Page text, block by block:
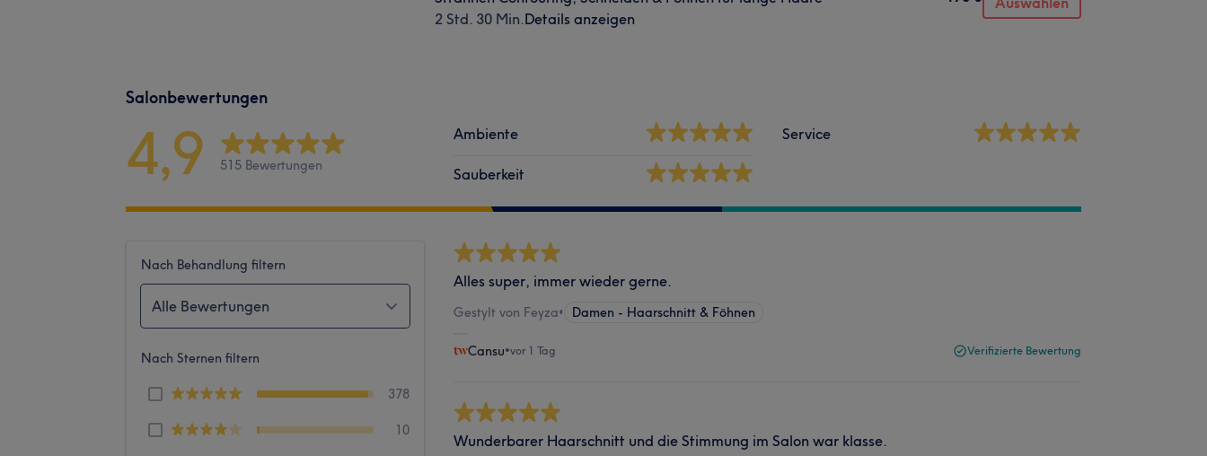
2 Std. 30 Min.Details anzeigen
Salonbewertungen
4,9 515 Bewertungen
Ambiente
Sauberkeit
Service
Nach Behandlung filtern
Alle Bewertungen
Nach Sternen filtern
378
10
Alles super, immer wieder gerne.
Gestylt von Feyza• Damen - Haarschnitt & Föhnen
Cansu•vor 1 Tag Verifizierte Bewertung
Wunderbarer Haarschnitt und die Stimmung im Salon war klasse.